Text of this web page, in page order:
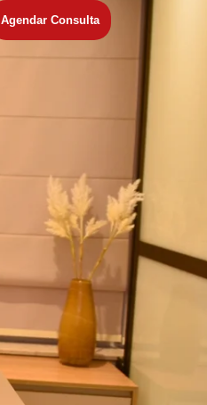
Agendar Consulta